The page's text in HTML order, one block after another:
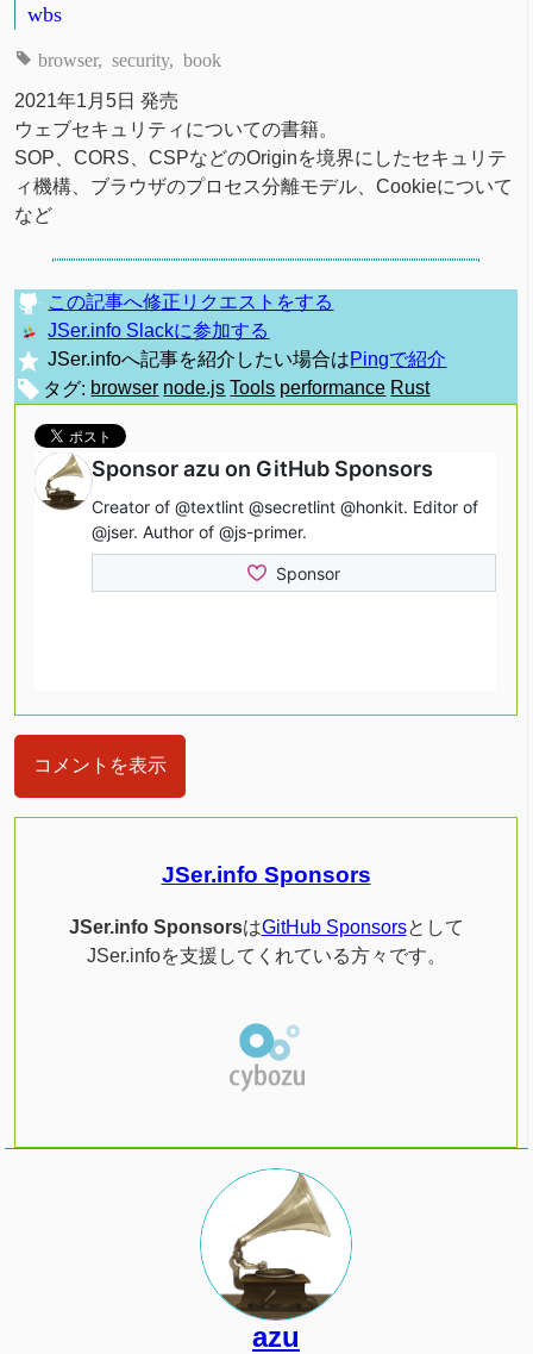
wbs
browser security book
2021年1月5日 発売
ウェブセキュリティについての書籍。
SOP、CORS、CSPなどのOriginを境界にしたセキュリテ
ィ機構、ブラウザのプロセス分離モデル、Cookieについて
など
この記事へ修正リクエストをする
JSer.info Slackに参加する
JSer.infoへ記事を紹介したい場合はPingで紹介
タグ: browser node.js Tools performance Rust
コメントを表示
JSer.info Sponsors
JSer.info SponsorsはGitHub Sponsorsとして
JSer.infoを支援してくれている方々です。
azu